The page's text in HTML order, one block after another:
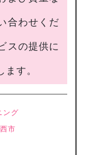
合わせくだ
スの提供に
す。
ング
市